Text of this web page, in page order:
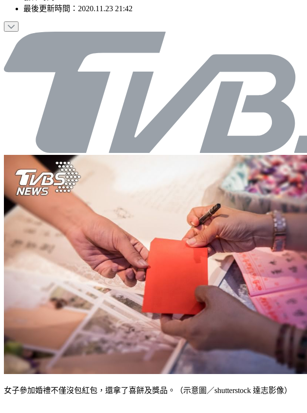
最後更新時間： 2020.11.23 21:42
女子參加婚禮不僅沒包紅包，還拿了喜餅及獎品。（示意圖／shutterstock 達志影像）